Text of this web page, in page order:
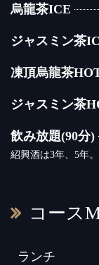
烏龍茶ICE
ジャスミン茶
凍頂烏龍茶
ジャスミン茶
飲み放題(90分)
紹興酒は3年、5年
コース
ランチ